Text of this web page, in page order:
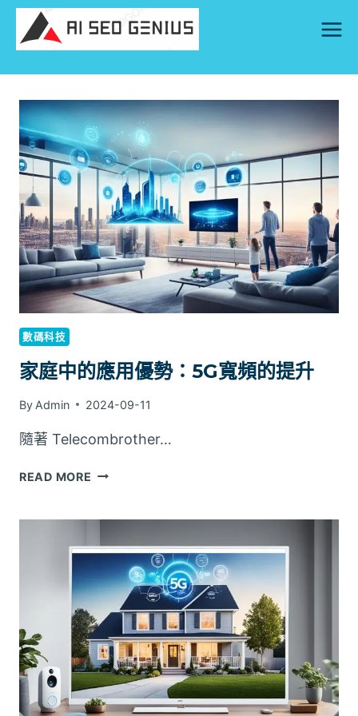
Skip
content
數碼科技
家庭中的應用優勢：5G寬頻的提升
By Admin 2024-09-11
隨著 Telecombrother…
READ MORE 家
應
優
勢：
5G
寬
頻
的
提
升